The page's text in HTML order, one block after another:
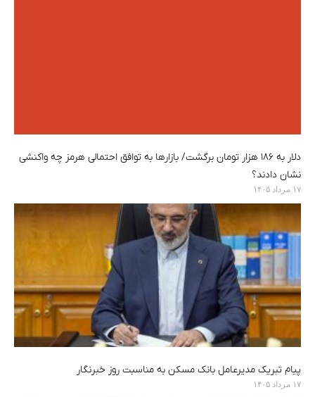
دلار به ۱۸۶ هزار تومان برگشت/ بازارها به توافق احتمالی هرمز چه واکنشی
نشان دادند؟
۱۷ مرداد ۱۴۰۵
پیام تبریک مدیرعامل بانک مسکن به مناسبت روز خبرنگار
۱۷ مرداد ۱۴۰۵